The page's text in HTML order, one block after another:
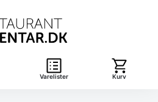
Varelister Kurv